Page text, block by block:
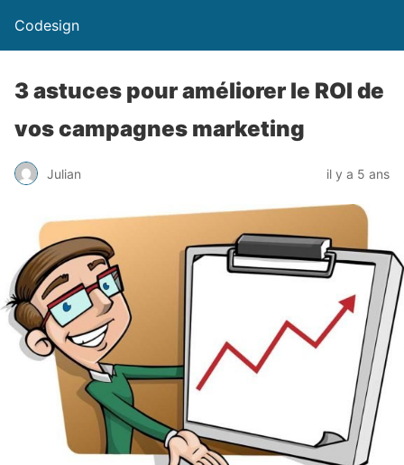
Codesign
3 astuces pour améliorer le ROI de
vos campagnes marketing
Julian il y a 5 ans